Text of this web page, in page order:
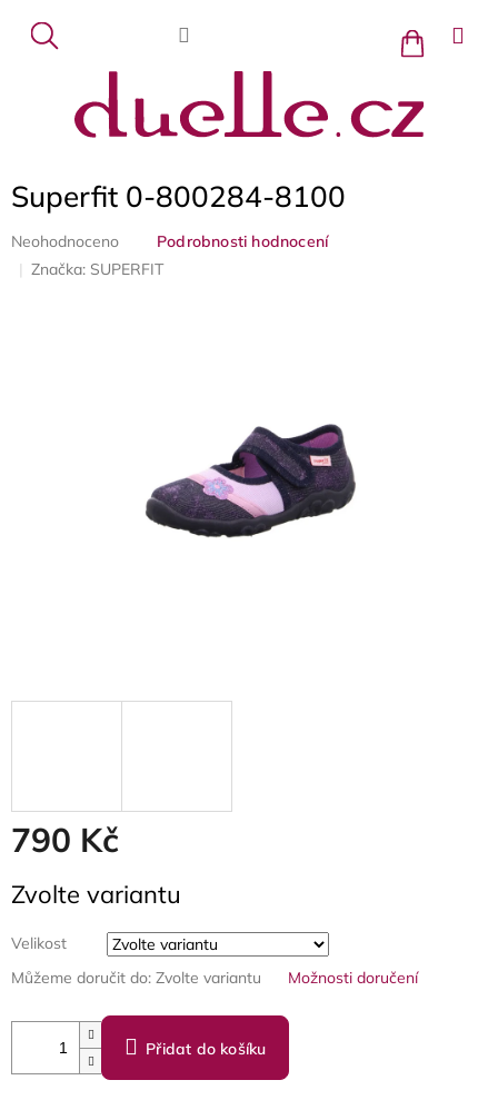
obsah
Nákupní
košík
Superfit 0-800284-8100
Průměrné
produktu
Neohodnoceno
Podrobnosti hodnocení
Značka: SUPERFIT
790 Kč
cena:
Zvolte variantu
Velikost
Můžeme doručit do: Zvolte variantu Možnosti doručení
Přidat do košíku